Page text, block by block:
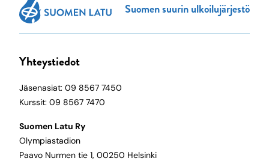
Suomen suurin ulkoilujärjestö
Yhteystiedot
Jäsenasiat: 09 8567 7450
Kurssit: 09 8567 7470
Suomen Latu Ry
Olympiastadion
Paavo Nurmen tie 1, 00250 Helsinki